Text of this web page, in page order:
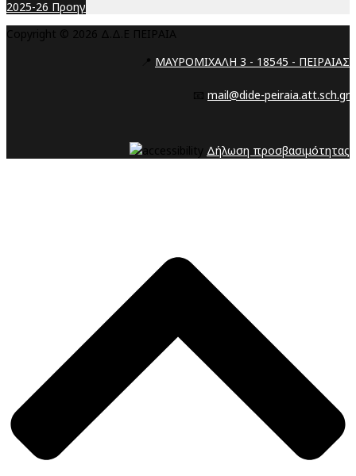
2025-26 Προηγ
Copyright © 2026 Δ.Δ.Ε ΠΕΙΡΑΙΑ
📍 ΜΑΥΡΟΜΙΧΑΛΗ 3 - 18545 - ΠΕΙΡΑΙΑΣ
📧 mail@dide-peiraia.att.sch.gr
Δήλωση προσβασιμότητας